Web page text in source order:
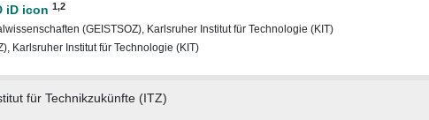
1,2
(GEISTSOZ), Karlsruher Institut für Technologie (KIT)
Karlsruher Institut für Technologie (KIT)
für Technikzukünfte (ITZ)